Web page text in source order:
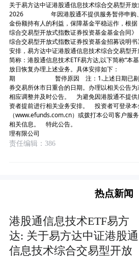
关于易方达中证港股通信息技术综合交易型开
2026 年因港股通不提供服务暂停申购、
金份额持有人的利益，保障基金平稳运作，根
综合交易型开放式指数证券投资基金基金合同
综合交易型开放式指数证券投资基金招募说明
安排，易方达中证港股通信息技术综合交易型
简称：港股通信息技术ETF易方达,以下简称“本
放日恢复办理上述业务。具体安
期 暂停原因 注：1.上述日期已剔除和
券交易所休市日重合的日期。办理以相关公告
相应调整并及时公告。 为避免因港股通不提供
资者提前进行相关业务安排。 投资者可登录本
（www.efunds.com.cn）或拨打本公司客户
相关信息。 特此公告
理有限公司
责任编辑：386
热点新闻
港股通信息技术ETF易方
达: 关于易方达中证港股通
信息技术综合交易型开放